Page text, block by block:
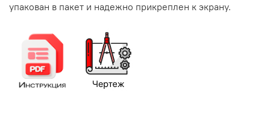
упакован в пакет и надежно прикреплен к экрану.